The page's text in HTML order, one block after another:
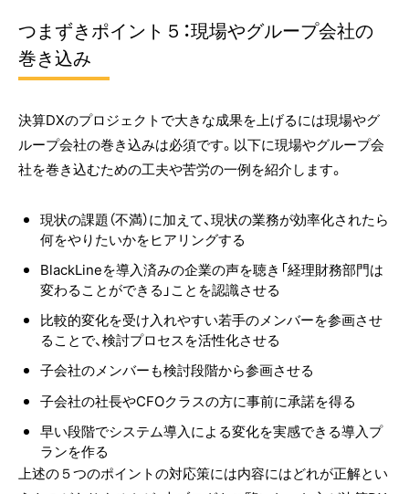
つまずきポイント５：現場やグループ会社の
巻き込み
決算DXのプロジェクトで大きな成果を上げるには現場やグ
ループ会社の巻き込みは必須です。以下に現場やグループ会
社を巻き込むための工夫や苦労の一例を紹介します。
現状の課題（不満）に加えて、現状の業務が効率化されたら
何をやりたいかをヒアリングする
BlackLineを導入済みの企業の声を聴き「経理財務部門は
変わることができる」ことを認識させる
比較的変化を受け入れやすい若手のメンバーを参画させ
ることで、検討プロセスを活性化させる
子会社のメンバーも検討段階から参画させる
子会社の社長やCFOクラスの方に事前に承諾を得る
早い段階でシステム導入による変化を実感できる導入プ
ランを作る
上述の５つのポイントの対応策には内容にはどれが正解とい